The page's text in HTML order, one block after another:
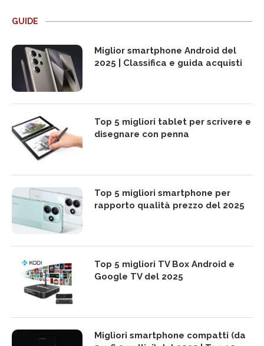
GUIDE
Miglior smartphone Android del
2025 | Classifica e guida acquisti
Top 5 migliori tablet per scrivere e
disegnare con penna
Top 5 migliori smartphone per
rapporto qualità prezzo del 2025
Top 5 migliori TV Box Android e
Google TV del 2025
Migliori smartphone compatti (da